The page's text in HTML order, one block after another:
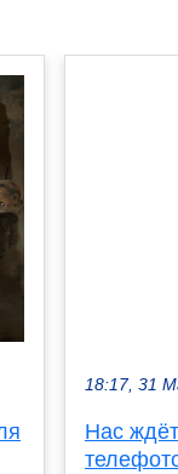
18:17, 31
Нас